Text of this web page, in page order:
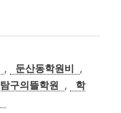
, 둔산동학원비
,
탐구의뜰학원 ,
학